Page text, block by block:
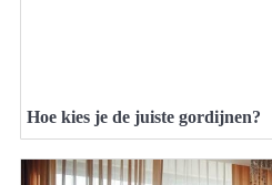
Hoe kies je de juiste gordijnen?